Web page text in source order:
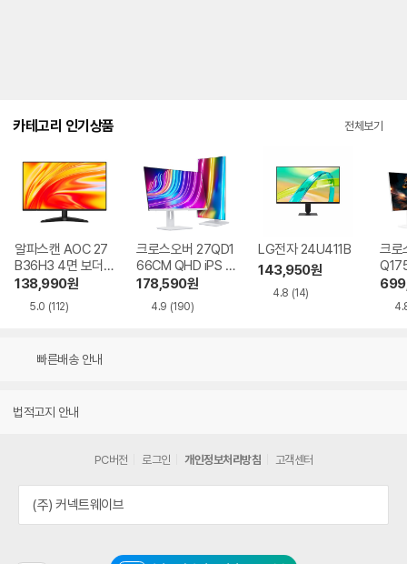
카테고리 인기상품 전체보기
알파스캔 AOC 27
B36H3 4면 보더리
스 IPS 120 시력보
호 무결점
138,990원
5.0 (112)
크로스오버 27QD1
66CM QHD iPS U
SB-C 화이트 Ai 멀
티스탠드
178,590원
4.9 (190)
LG전자 24U411B
143,950원
4.8 (14)
크로
Ai
빠른배송 안내
법적고지 안내
PC버전 로그인 개인정보처리방침 고객센터
(주) 커넥트웨이브